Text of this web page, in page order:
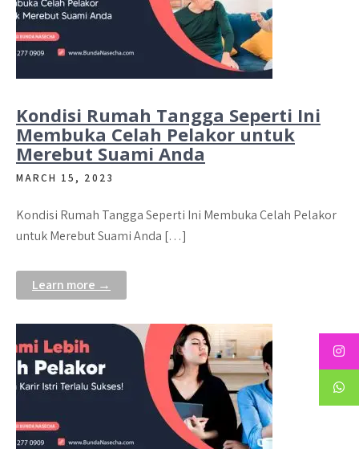
Kondisi Rumah Tangga Seperti Ini
Membuka Celah Pelakor untuk
Merebut Suami Anda
MARCH 15, 2023
Kondisi Rumah Tangga Seperti Ini Membuka Celah Pelakor
untuk Merebut Suami Anda […]
Learn more →